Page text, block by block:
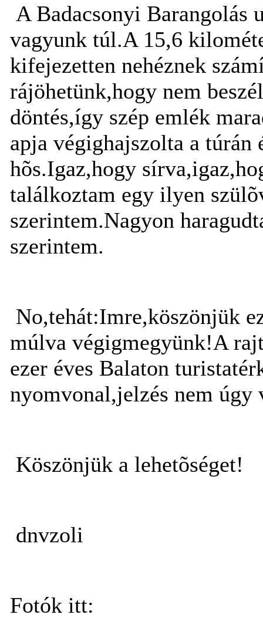
A Badacsonyi Barangolás
vagyunk túl.A 15,6
kifejezetten nehéznek
rájöhetünk,hogy nem
döntés,így szép emlék
apja végighajszolta a túrán
hõs.Igaz,hogy
találkoztam egy ilyen
szerintem.Nagyon
szerintem.
No,tehát:Imre,köszönjük
múlva végigmegyünk!A
ezer éves Balaton
nyomvonal,jelzés nem úgy
Köszönjük a lehetõséget!
dnvzoli
Fotók itt: